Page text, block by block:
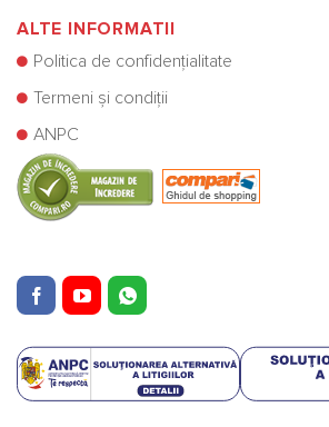
ALTE INFORMATII
Politica de confidențialitate
Termeni și condiții
ANPC